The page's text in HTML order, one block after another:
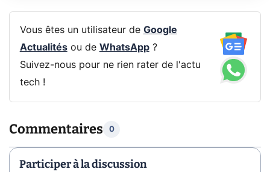
Vous êtes un utilisateur de Google
Actualitésou de WhatsApp?
Suivez-nous pour ne rien rater de l'actu
tech !
Commentaires 0
Participer à la discussion